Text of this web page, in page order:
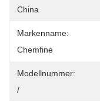
China
Markenname:
Chemfine
Modellnummer:
/